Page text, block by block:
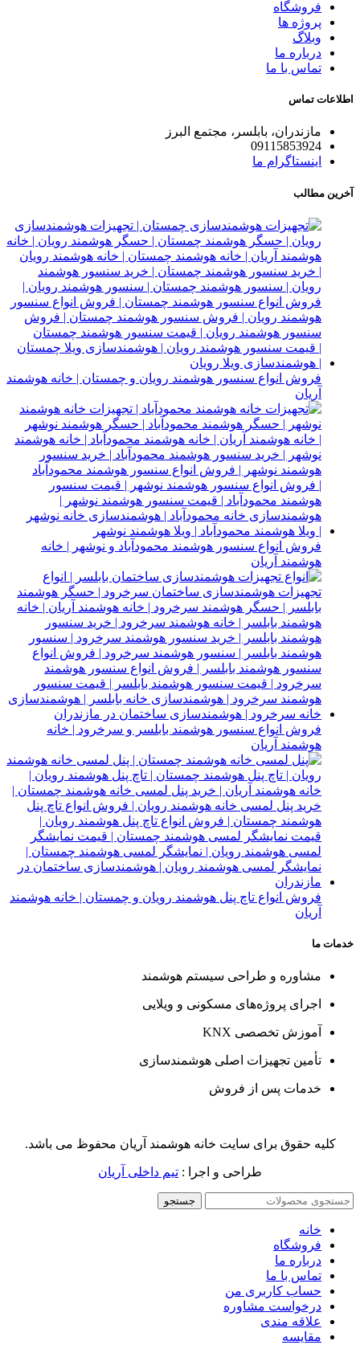
فروشگاه
پروژه ها
وبلاگ
درباره ما
تماس با ما
اطلاعات تماس
مازندران، بابلسر، مجتمع البرز
09115853924
اینستاگرام ما
آخرین مطالب
فروش انواع سنسور هوشمند رویان و چمستان | خانه هوشمند
آریان
فروش انواع سنسور هوشمند محمودآباد و نوشهر | خانه
هوشمند آریان
فروش انواع سنسور هوشمند بابلسر و سرخرود | خانه
هوشمند آریان
فروش انواع تاچ پنل هوشمند رویان و چمستان | خانه هوشمند
آریان
خدمات ما
مشاوره و طراحی سیستم هوشمند
اجرای پروژه‌های مسکونی و ویلایی
آموزش تخصصی KNX
تأمین تجهیزات اصلی هوشمندسازی
خدمات پس از فروش
کلیه حقوق برای سایت خانه هوشمند آریان محفوظ می باشد.
طراحی و اجرا : تیم داخلی آریان
جستجو
خانه
فروشگاه
درباره ما
تماس با ما
حساب کاربری من
درخواست مشاوره
علاقه مندی
مقايسه